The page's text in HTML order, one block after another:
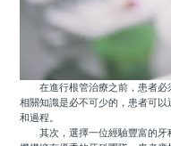
在進行根管治療之前，患者必
相關知識是必不可少的，患者可
和過程。
其次，選擇一位經驗豐富的牙